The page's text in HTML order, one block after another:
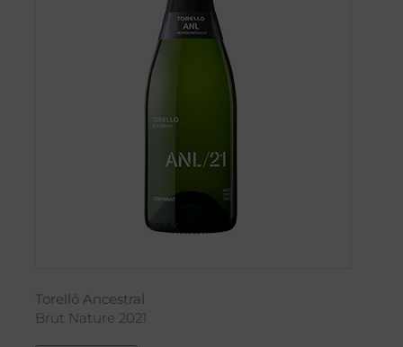
Torelló Ancestral
Brut Nature 2021